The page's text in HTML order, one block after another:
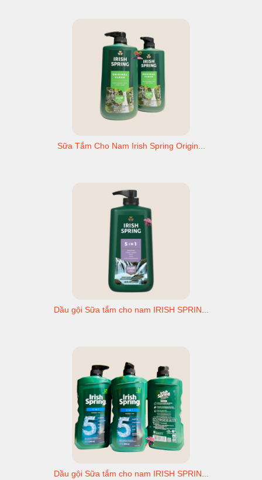
Sữa Tắm Cho Nam Irish Spring Origin...
Dầu gội Sữa tắm cho nam IRISH SPRIN...
Dầu gội Sữa tắm cho nam IRISH SPRIN...